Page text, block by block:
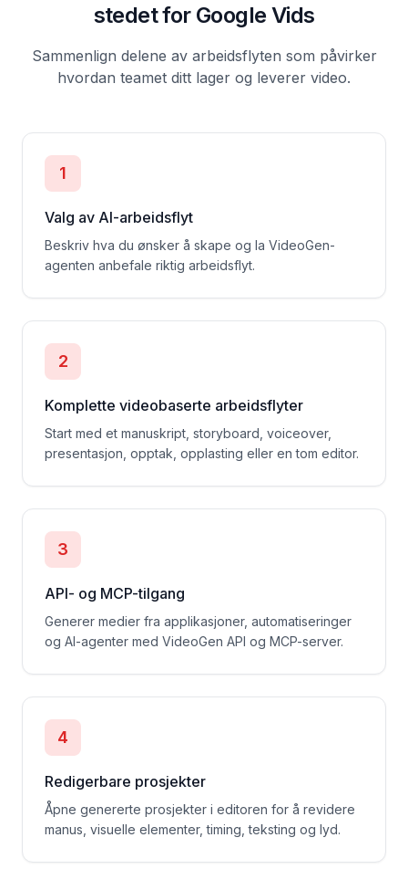
stedet for Google Vids
Sammenlign delene av arbeidsflyten som påvirker
hvordan teamet ditt lager og leverer video.
1
Valg av AI-arbeidsflyt
Beskriv hva du ønsker å skape og la VideoGen-
agenten anbefale riktig arbeidsflyt.
2
Komplette videobaserte arbeidsflyter
Start med et manuskript, storyboard, voiceover,
presentasjon, opptak, opplasting eller en tom editor.
3
API- og MCP-tilgang
Generer medier fra applikasjoner, automatiseringer
og AI-agenter med VideoGen API og MCP-server.
4
Redigerbare prosjekter
Åpne genererte prosjekter i editoren for å revidere
manus, visuelle elementer, timing, teksting og lyd.